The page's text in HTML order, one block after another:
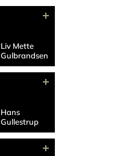
Liv Mette
Gulbrandsen
Hans
Gullestrup